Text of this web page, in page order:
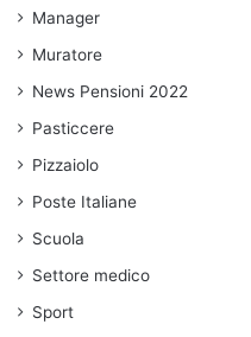
Manager
Muratore
News Pensioni 2022
Pasticcere
Pizzaiolo
Poste Italiane
Scuola
Settore medico
Sport